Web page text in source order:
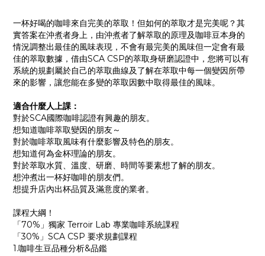
一杯好喝的咖啡來自完美的萃取！但如何的萃取才是完美呢？其
實答案在沖煮者身上，由沖煮者了解萃取的原理及咖啡豆本身的
情況調整出最佳的風味表現，不會有最完美的風味但一定會有最
佳的萃取數據，借由SCA CSP的萃取身研磨認證中，您將可以有
系統的規劃屬於自己的萃取曲線及了解在萃取中每一個變因所帶
來的影響，讓您能在多變的萃取因數中取得最佳的風味。
適合什麼人上課：
對於SCA國際咖啡認證有興趣的朋友。
想知道咖啡萃取變因的朋友～
對於咖啡萃取風味有什麼影響及特色的朋友。
想知道何為金杯理論的朋友。
對於萃取水質、溫度、研磨、時間等要素想了解的朋友。
想沖煮出一杯好咖啡的朋友們。
想提升店內出杯品質及滿意度的業者。
課程大綱！
「70%」獨家 Terroir Lab 專業咖啡系統課程
「30%」SCA CSP 要求規劃課程
1.咖啡生豆品種分析&品鑑